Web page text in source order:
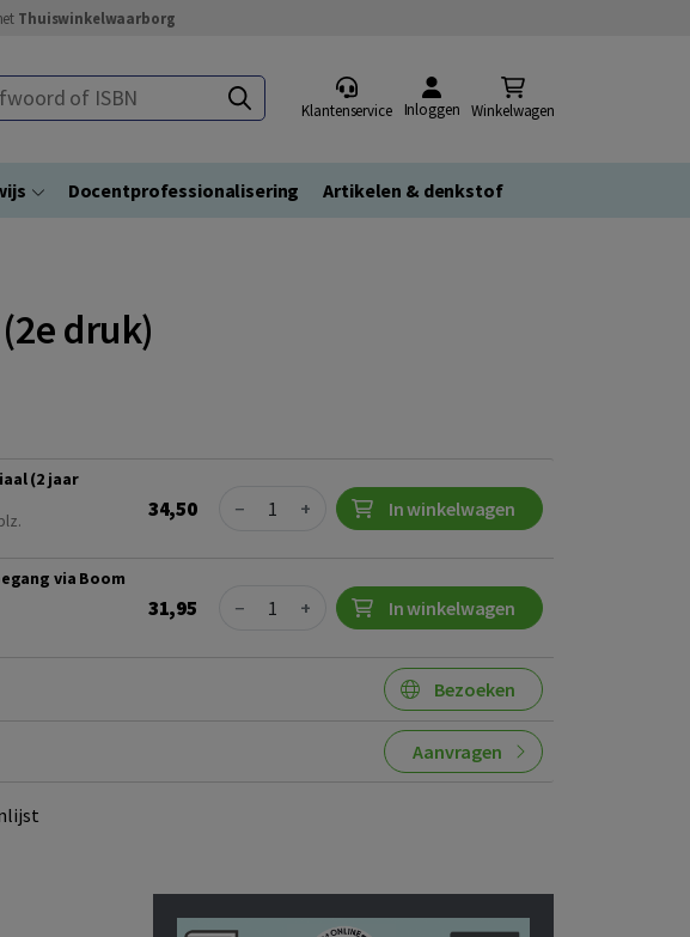
Thuiswinkelwaarborg
of ISBN
Klantenservice Inloggen Winkelwagen
Docentprofessionalisering Artikelen & denkstof
druk)
(2 jaar
34,50 Quantity
− + In winkelwagen
via Boom
31,95 Quantity
− + In winkelwagen
Bezoeken
Aanvragen